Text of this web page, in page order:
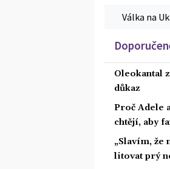
Válka na
Oleokantal
důkaz
Proč Adele
chtějí, aby
„Slavím, že
litovat prý